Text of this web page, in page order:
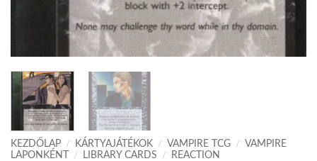
KEZDŐLAP / KÁRTYAJÁTÉKOK / VAMPIRE TCG /
VAMPIRE
LAPONKÉNT
/ LIBRARY CARDS / REACTION